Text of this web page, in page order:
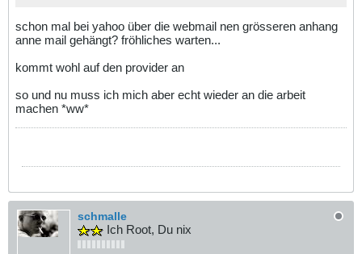
schon mal bei yahoo über die webmail nen grösseren anhang
anne mail gehängt? fröhliches warten...
kommt wohl auf den provider an
so und nu muss ich mich aber echt wieder an die arbeit
machen *ww*
schmalle
Ich Root, Du nix